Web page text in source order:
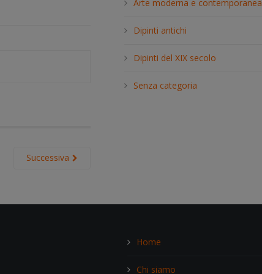
Successiva
h
Arte moderna e contemporanea
Dipinti antichi
Dipinti del XIX secolo
Senza categoria
Home
Chi siamo